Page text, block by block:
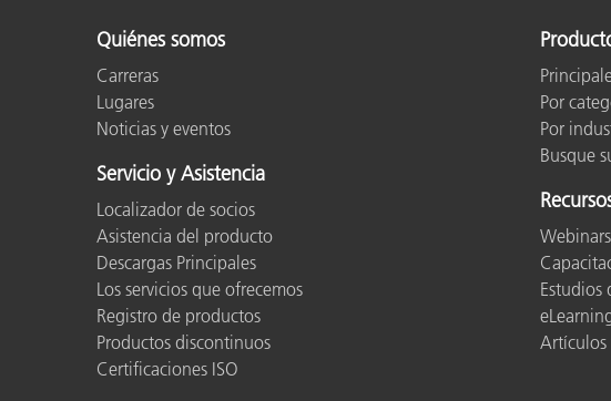
Quiénes somos
Carreras
Lugares
Noticias y eventos
Servicio y Asistencia
Localizador de socios
Asistencia del producto
Descargas Principales
Los servicios que ofrecemos
Registro de productos
Productos discontinuos
Certificaciones ISO
Por
Por
Busque
Webinars
Estudios
Artículos